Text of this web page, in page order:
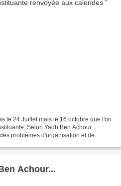
le 24 Juillet mais le 16 octobre que l'on
Selon Yadh Ben Achour,
problèmes d'organisation et de
Achour...